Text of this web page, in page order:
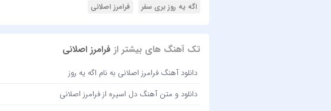
اگه یه روز بری سفر فرامرز اصلانی
تک آهنگ های بیشتر از فرامرز اصلانی
دانلود آهنگ فرامرز اصلانی به نام اگه یه روز
دانلود و متن آهنگ دل اسیره از فرامرز اصلانی